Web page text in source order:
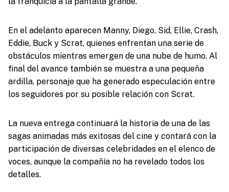
En el adelanto aparecen Manny, Diego, Sid, Ellie, Crash,
Eddie, Buck y Scrat, quienes enfrentan una serie de
obstáculos mientras emergen de una nube de humo. Al
final del avance también se muestra a una pequeña
ardilla, personaje que ha generado especulación entre
los seguidores por su posible relación con Scrat.
La nueva entrega continuará la historia de una de las
sagas animadas más exitosas del cine y contará con la
participación de diversas celebridades en el elenco de
voces, aunque la compañía no ha revelado todos los
detalles.